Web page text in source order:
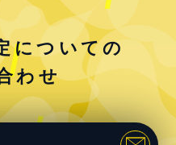
についての
わせ